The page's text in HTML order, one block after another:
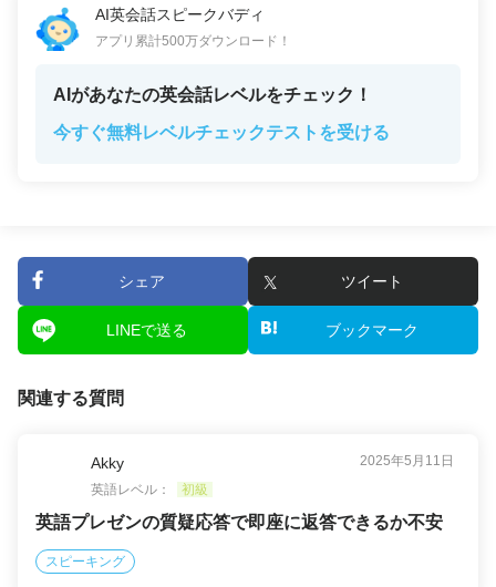
AI英会話スピークバディ
アプリ累計500万ダウンロード！
AIがあなたの英会話レベルをチェック！
今すぐ無料レベルチェックテストを受ける
シェア ツイート
LINEで送る ブックマーク
関連する質問
Akky
2025年5月11日
英語レベル：
初級
英語プレゼンの質疑応答で即座に返答できるか不安
スピーキング